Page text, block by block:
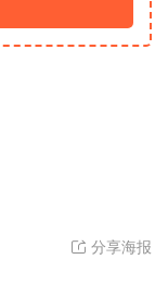
分享海报